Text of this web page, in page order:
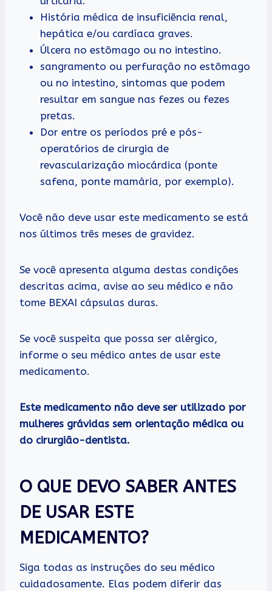
História médica de insuficiência renal,
hepática e/ou cardíaca graves.
Úlcera no estômago ou no intestino.
sangramento ou perfuração no estômago
ou no intestino, sintomas que podem
resultar em sangue nas fezes ou fezes
pretas.
Dor entre os períodos pré e pós-
operatórios de cirurgia de
revascularização miocárdica (ponte
safena, ponte mamária, por exemplo).
Você não deve usar este medicamento se está
nos últimos três meses de gravidez.
Se você apresenta alguma destas condições
descritas acima, avise ao seu médico e não
tome BEXAI cápsulas duras.
Se você suspeita que possa ser alérgico,
informe o seu médico antes de usar este
medicamento.
Este medicamento não deve ser utilizado por
mulheres grávidas sem orientação médica ou
do cirurgião-dentista.
O QUE DEVO SABER ANTES
DE USAR ESTE
MEDICAMENTO?
Siga todas as instruções do seu médico
cuidadosamente. Elas podem diferir das